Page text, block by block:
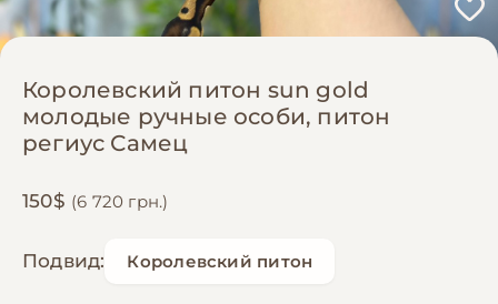
Королевский питон sun gold
молодые ручные особи, питон
региус Самец
150$ (6 720 грн.)
Подвид: Королевский питон